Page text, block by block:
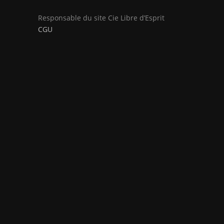
Responsable du site Cie Libre d’Esprit
CGU